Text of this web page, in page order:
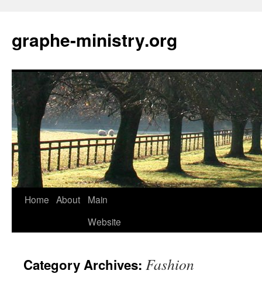
content
graphe-ministry.org
Home About
Main
Website
Category Archives: Fashion